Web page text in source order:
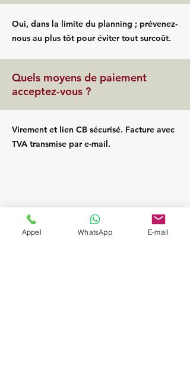
Oui, dans la limite du planning ; prévenez-
nous au plus tôt pour éviter tout surcoût.
Quels moyens de paiement
acceptez-vous ?
Virement et lien CB sécurisé. Facture avec
TVA transmise par e-mail.
Appel WhatsApp E-mail